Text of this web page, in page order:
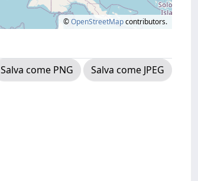
©OpenStreetMapcontributors.
Salva come PNG
Salva come JPEG